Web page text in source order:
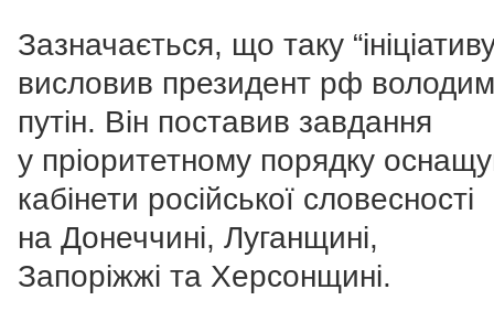
Зазначається, що таку
висловив президент рф
путін. Він поставив завдання
у пріоритетному порядку
кабінети російської словесності
на Донеччині, Луганщині,
Запоріжжі та Херсонщині.